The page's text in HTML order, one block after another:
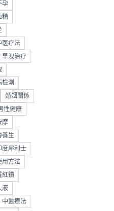
孕
精
医疗法
早洩治疗
檢測
婚姻關係
性健康
摩
養生
度犀利士
用方法
紅鑽
液
中醫療法